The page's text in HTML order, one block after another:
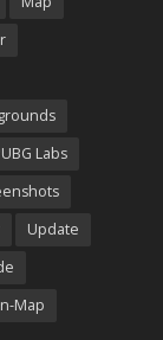
Labs
Update
Map